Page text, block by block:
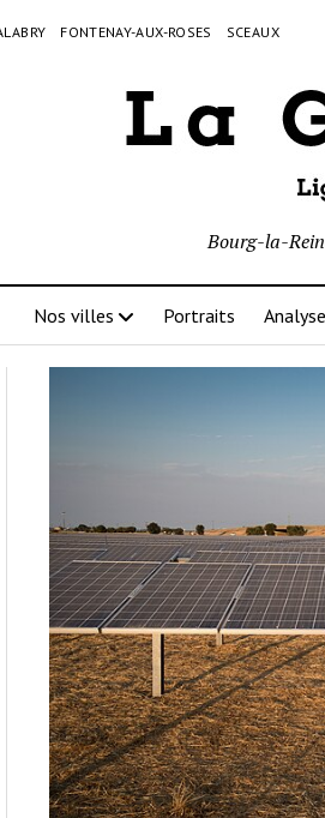
FONTENAY-AUX-ROSES SCEAUX
Bourg-la-
Nos villes Portraits